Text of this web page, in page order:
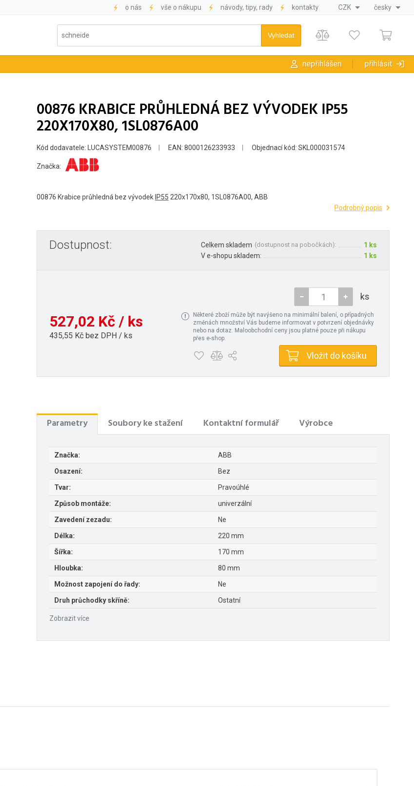
o nás vše o nákupu návody, tipy, rady kontakty CZK česky
nepřihlášen přihlásit
00876 KRABICE PRŮHLEDNÁ BEZ VÝVODEK IP55
220X170X80, 1SL0876A00
Kód dodavatele: LUCASYSTEM00876 EAN: 8000126233933 Objednací kód: SKL000031574
Značka:
00876 Krabice průhledná bez vývodek IP55 220x170x80, 1SL0876A00, ABB
Podrobný popis
Dostupnost: Celkem skladem (dostupnost na pobočkách):
1 ks
V e-shopu skladem:
1 ks
527,02 Kč / ks
435,55 Kč bez DPH / ks
ks
Některé zboží může být navýšeno na minimální balení, o případných
změnách množství Vás budeme informovat v potvrzení objednávky
nebo na dotaz. Maloobchodní ceny jsou platné pouze při nákupu
přes e-shop.
Vložit do košíku
Parametry Soubory ke stažení Kontaktní formulář Výrobce
Značka: ABB
Osazení: Bez
Tvar: Pravoúhlé
Způsob montáže: univerzální
Zavedení zezadu: Ne
Délka: 220 mm
Šířka: 170 mm
Hloubka: 80 mm
Možnost zapojení do řady: Ne
Druh průchodky skříně: Ostatní
Zobrazit více